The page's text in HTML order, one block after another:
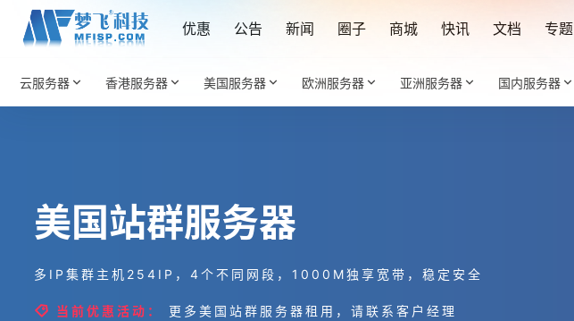
优惠 公告 新闻 圈子 商城 快讯 文档 专题
云服务器 香港服务器 美国服务器 欧洲服务器 亚洲服务器 国内服务器
美国站群服务器
多IP集群主机254IP，4个不同网段，1000M独享宽带，稳定安全
当前优惠活动： 更多美国站群服务器租用，请联系客户经理